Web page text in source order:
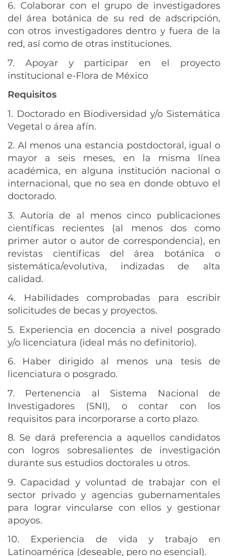
6. Colaborar con el grupo de investigadores
del área botánica de su red de adscripción,
con otros investigadores dentro y fuera de la
red, así como de otras instituciones.
7. Apoyar y participar en el proyecto
institucional e-Flora de México
Requisitos
1. Doctorado en Biodiversidad y/o Sistemática
Vegetal o área afín.
2. Al menos una estancia postdoctoral, igual o
mayor a seis meses, en la misma línea
académica, en alguna institución nacional o
internacional, que no sea en donde obtuvo el
doctorado.
3. Autoría de al menos cinco publicaciones
científicas recientes (al menos dos como
primer autor o autor de correspondencia), en
revistas científicas del área botánica o
sistemática/evolutiva, indizadas de alta
calidad.
4. Habilidades comprobadas para escribir
solicitudes de becas y proyectos.
5. Experiencia en docencia a nivel posgrado
y/o licenciatura (ideal más no definitorio).
6. Haber dirigido al menos una tesis de
licenciatura o posgrado.
7. Pertenencia al Sistema Nacional de
Investigadores (SNI), o contar con los
requisitos para incorporarse a corto plazo.
8. Se dará preferencia a aquellos candidatos
con logros sobresalientes de investigación
durante sus estudios doctorales u otros.
9. Capacidad y voluntad de trabajar con el
sector privado y agencias gubernamentales
para lograr vincularse con ellos y gestionar
apoyos.
10. Experiencia de vida y trabajo en
Latinoamérica (deseable, pero no esencial).